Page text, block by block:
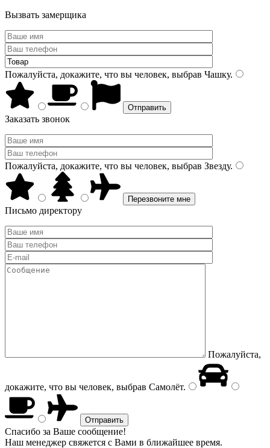
Вызвать замерщика
Пожалуйста, докажите, что вы человек, выбрав Чашку.
Заказать звонок
Пожалуйста, докажите, что вы человек, выбрав Звезду.
Письмо директору
Пожалуйста,
докажите, что вы человек, выбрав Самолёт.
Спасибо за Ваше сообщение!
Наш менеджер свяжется с Вами в ближайшее время.